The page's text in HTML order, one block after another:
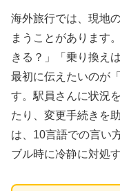
海外旅行では、現地
まうことがあります
きる？」「乗り換え
最初に伝えたいのが
す。駅員さんに状況
たり、変更手続きを
は、10言語での言い
ブル時に冷静に対処